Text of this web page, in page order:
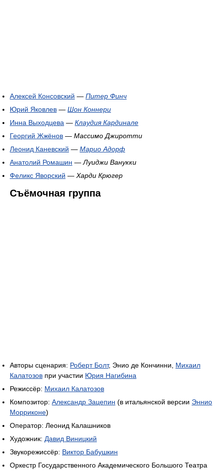
Алексей Консовский — Питер Финч
Юрий Яковлев — Шон Коннери
Инна Выходцева — Клаудия Кардинале
Георгий Жжёнов — Массимо Джиротти
Леонид Каневский — Марио Адорф
Анатолий Ромашин — Луиджи Ванукки
Феликс Яворский — Харди Крюгер
Съёмочная группа
Авторы сценария: Роберт Болт, Энио де Кончинни, Михаил
Калатозов при участии Юрия Нагибина
Режиссёр: Михаил Калатозов
Композитор: Александр Зацепин (в итальянской версии Эннио
Морриконе)
Оператор: Леонид Калашников
Художник: Давид Виницкий
Звукорежиссёр: Виктор Бабушкин
Оркестр Государственного Академического Большого Театра